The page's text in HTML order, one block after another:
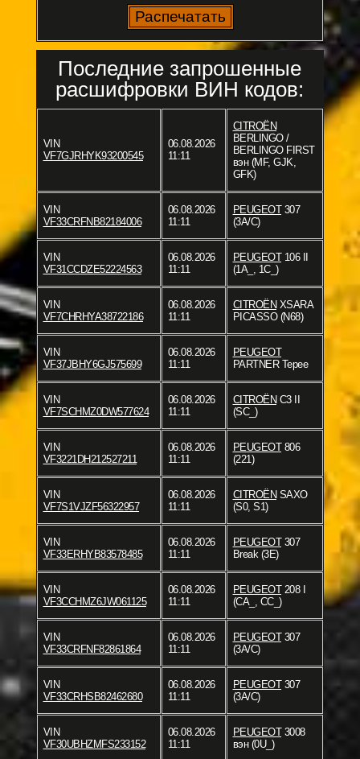
Последние запрошенные
расшифровки ВИН кодов:
VIN
VF7GJRHYK93200545
06.08.2026
11:11
CITROËN
BERLINGO /
BERLINGO FIRST
вэн (MF, GJK,
GFK)
VIN
VF33CRFNB82184006
06.08.2026
11:11
PEUGEOT307
(3A/C)
VIN
VF31CCDZE52224563
06.08.2026
11:11
PEUGEOT106 II
(1A_, 1C_)
VIN
VF7CHRHYA38722186
06.08.2026
11:11
CITROËN XSARA
PICASSO (N68)
VIN
VF37JBHY6GJ575699
06.08.2026
11:11
PEUGEOT
PARTNER Tepee
VIN
VF7SCHMZ0DW577624
06.08.2026
11:11
CITROËN C3 II
(SC_)
VIN
VF3221DH212527211
06.08.2026
11:11
PEUGEOT806
(221)
VIN
VF7S1VJZF56322957
06.08.2026
11:11
CITROËN SAXO
(S0, S1)
VIN
VF33ERHYB83578485
06.08.2026
11:11
PEUGEOT307
Break (3E)
VIN
VF3CCHMZ6JW061125
06.08.2026
11:11
PEUGEOT208 I
(CA_, CC_)
VIN
VF33CRFNF82861864
06.08.2026
11:11
PEUGEOT307
(3A/C)
VIN
VF33CRHSB82462680
06.08.2026
11:11
PEUGEOT307
(3A/C)
VIN
VF30UBHZMFS233152
06.08.2026
11:11
PEUGEOT3008
вэн (0U_)